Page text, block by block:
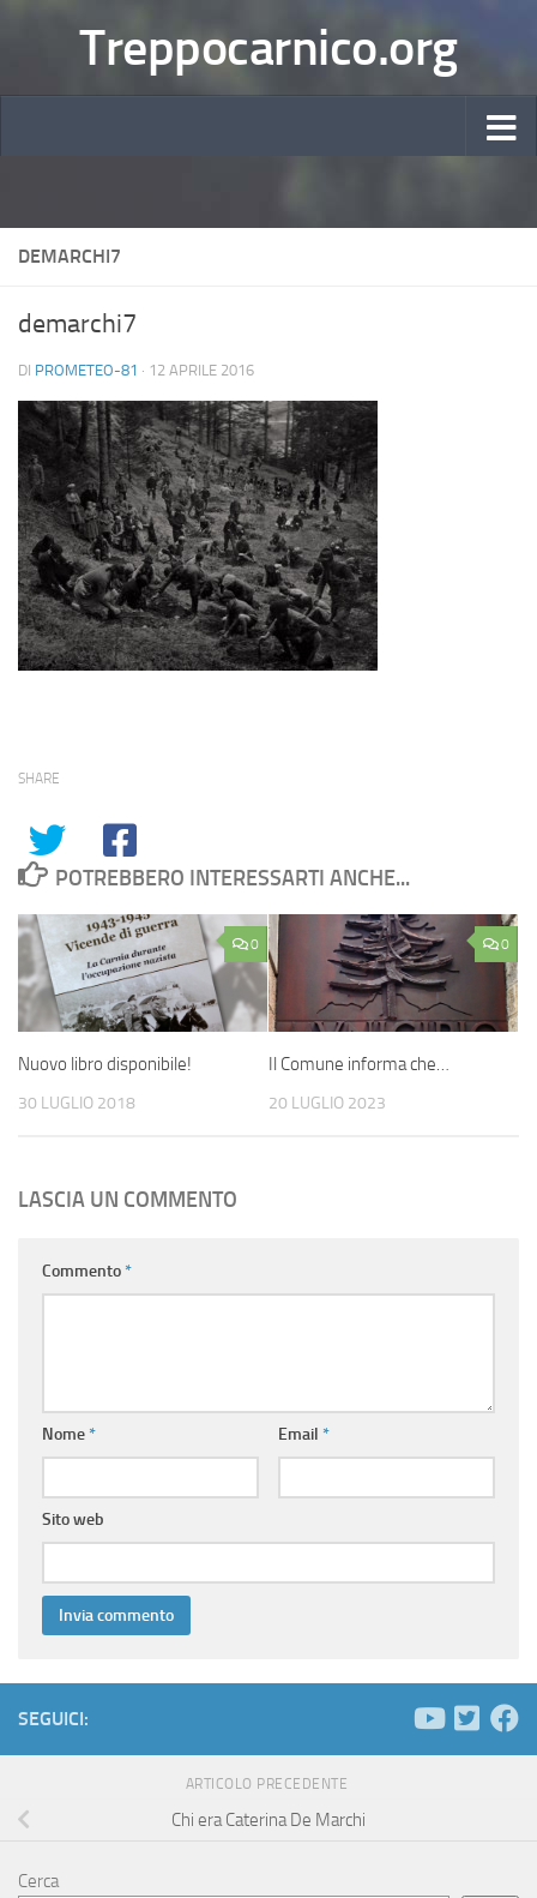
Treppocarnico.org
DEMARCHI7
demarchi7
DI PROMETEO-81 · 12 APRILE 2016
SHARE
POTREBBERO INTERESSARTI ANCHE...
0
Nuovo libro disponibile!
30 LUGLIO 2018
0
Il Comune informa che…
20 LUGLIO 2023
LASCIA UN COMMENTO
Commento*
Nome* Email *
Sito web
SEGUICI:
ARTICOLO PRECEDENTE
Chi era Caterina De Marchi
Cerca